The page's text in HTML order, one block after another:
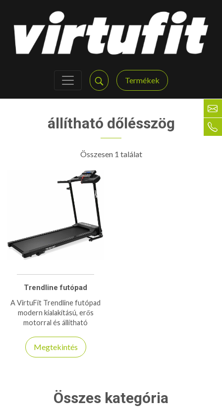
Termékek
állítható dőlésszög
Összesen 1 találat
Trendline futópad
A VirtuFit Trendline futópad
modern kialakítású, erős
motorral és állítható
tökéletes otthoni
futóedzésekhez és kardió
Megtekintés
Összes kategória